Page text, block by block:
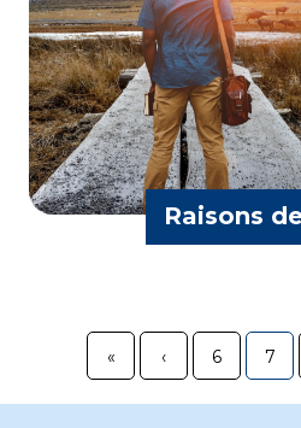
Matthieu Lavagna
Raisons
« ‹ 6 7